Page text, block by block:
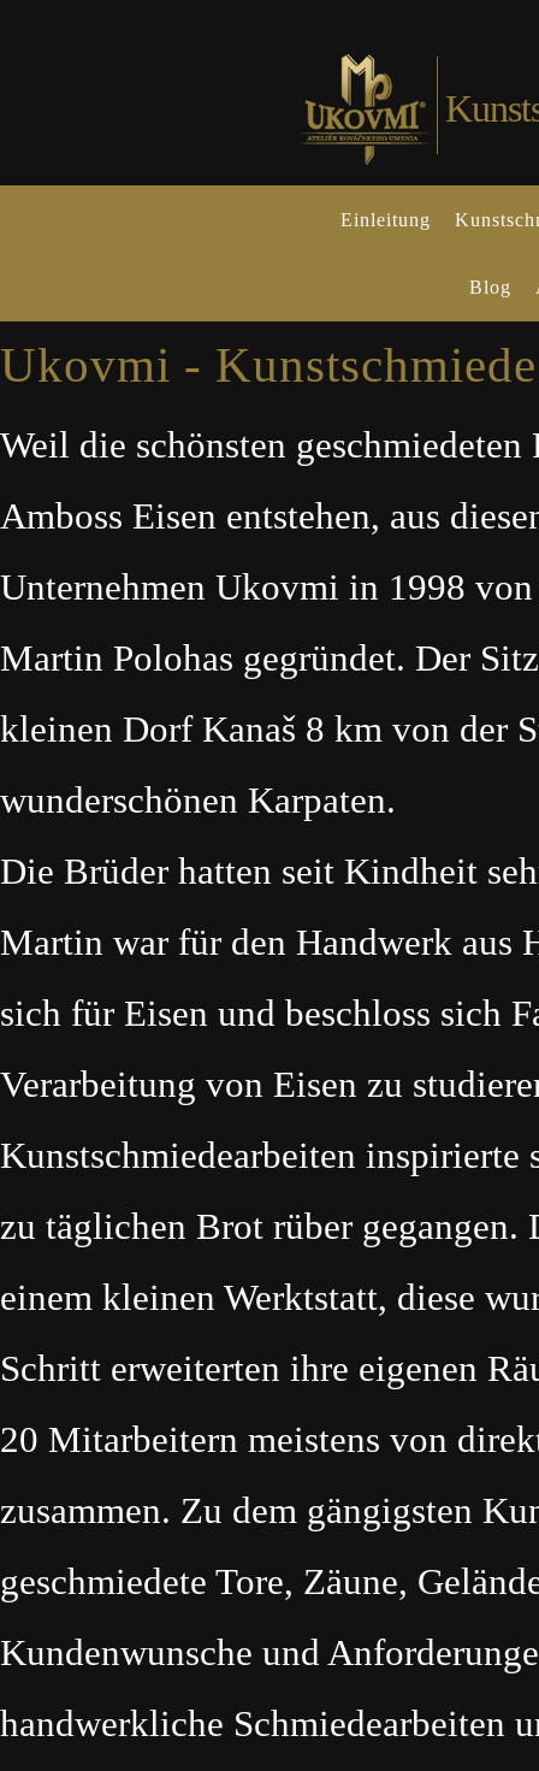
Einleitung
Blog
Ukovmi -
Weil die schönsten
Amboss Eisen entstehen, aus
Unternehmen Ukovmi in 1998
Martin Polohas gegründet. Der
kleinen Dorf Kanaš 8 km von der
wunderschönen Karpaten.
Die Brüder hatten seit Kindheit
Martin war für den Handwerk aus
sich für Eisen und beschloss sich
Verarbeitung von Eisen zu
Kunstschmiedearbeiten inspirierte
zu täglichen Brot rüber gegangen.
einem kleinen Werktstatt, diese
Schritt erweiterten ihre eigenen
20 Mitarbeitern meistens von
zusammen. Zu dem gängigsten
geschmiedete Tore, Zäune,
Kundenwunsche und
handwerkliche Schmiedearbeiten